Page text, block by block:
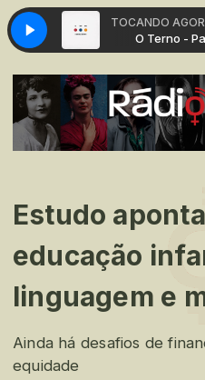
TOCANDO
O Terno - Passado
Estudo
educação
linguagem e
Ainda há desafios de
equidade